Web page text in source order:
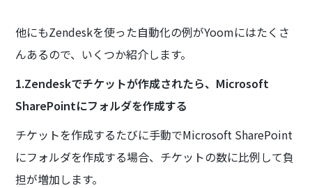
他にもZendeskを使った自動化の例がYoomにはたくさ
んあるので、いくつか紹介します。
1.Zendeskでチケットが作成されたら、Microsoft
SharePointにフォルダを作成する
チケットを作成するたびに手動でMicrosoft SharePoint
にフォルダを作成する場合、チケットの数に比例して負
担が増加します。